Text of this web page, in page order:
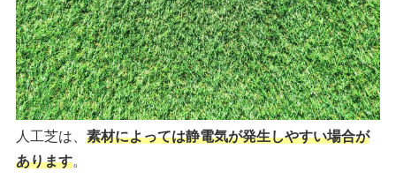
人工芝は、素材によっては静電気が発生しやすい場合が
あります。